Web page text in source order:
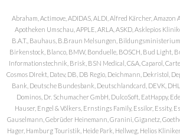
Abraham, Actimove, ADIDAS, ALDI, Alfred Kärcher, Amazon
Apotheken Umschau, APPLE, ARLA, ASKD, Asklepios
B.A.T., Bauhaus, B.Braun Melsungen,
Birkenstock, Blanco, BMW, Bonduelle, BOSCH, Bud Light,
Informationstechnik, Brisk, BSN Medical, C&A, Caparol, Carte
Cosmos DIrekt, Datev, DB, DB Regio, Deichmann, Dekristol,
Bank, Deutsche Bundesbank, Deutschlandcard, DEVK,
Dominos, Dr. Schumacher GmbH, DulcoSoft, EatHappy,
Hauser, Engel & Völkers, Ernstings Family, Essilor, Essity,
Gauselmann, Gebrüder Heinemann, Granini, Giganetz,
Hager, Hamburg Touristik, Heide Park, Hellweg, Helios